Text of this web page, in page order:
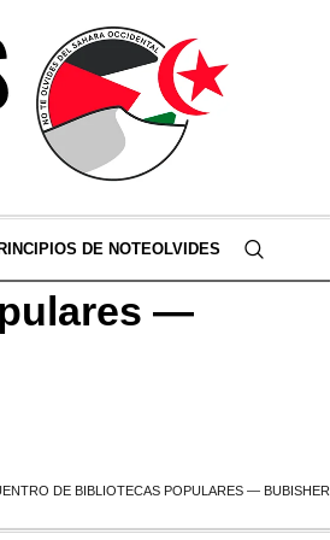
DE NOTEOLVIDES
—
DE BIBLIOTECAS POPULARES — BUBISHER